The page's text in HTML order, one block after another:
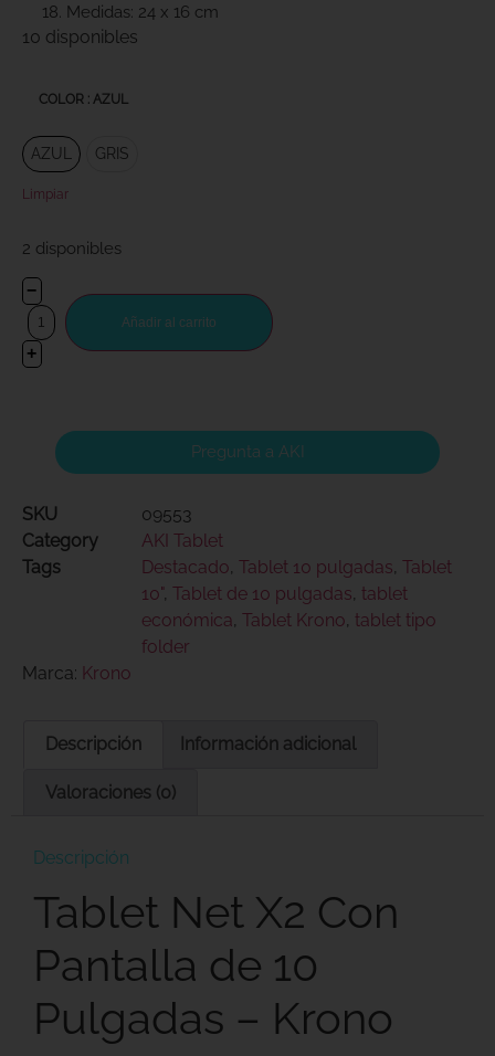
Medidas: 24 x 16 cm
10 disponibles
COLOR : AZUL
AZUL GRIS
Limpiar
2 disponibles
−
+
Añadir al carrito
Pregunta a AKI
SKU
09553
Category
AKI Tablet
Tags
Destacado, Tablet 10 pulgadas, Tablet
10", Tablet de 10 pulgadas, tablet
económica, Tablet Krono, tablet tipo
folder
Marca: Krono
Descripción Información adicional
Valoraciones (0)
Descripción
Tablet Net X2 Con
Pantalla de 10
Pulgadas – Krono